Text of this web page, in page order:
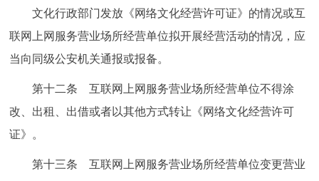
文化行政部门发放《网络文化经营许可证》的情况或互
联网上网服务营业场所经营单位拟开展经营活动的情况，应
当向同级公安机关通报或报备。
第十二条 互联网上网服务营业场所经营单位不得涂
改、出租、出借或者以其他方式转让《网络文化经营许可
证》。
第十三条 互联网上网服务营业场所经营单位变更营业